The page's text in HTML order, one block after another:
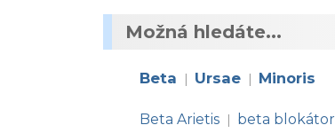
Možná hledáte...
Beta | Ursae | Minoris
Beta Arietis | beta blokátor